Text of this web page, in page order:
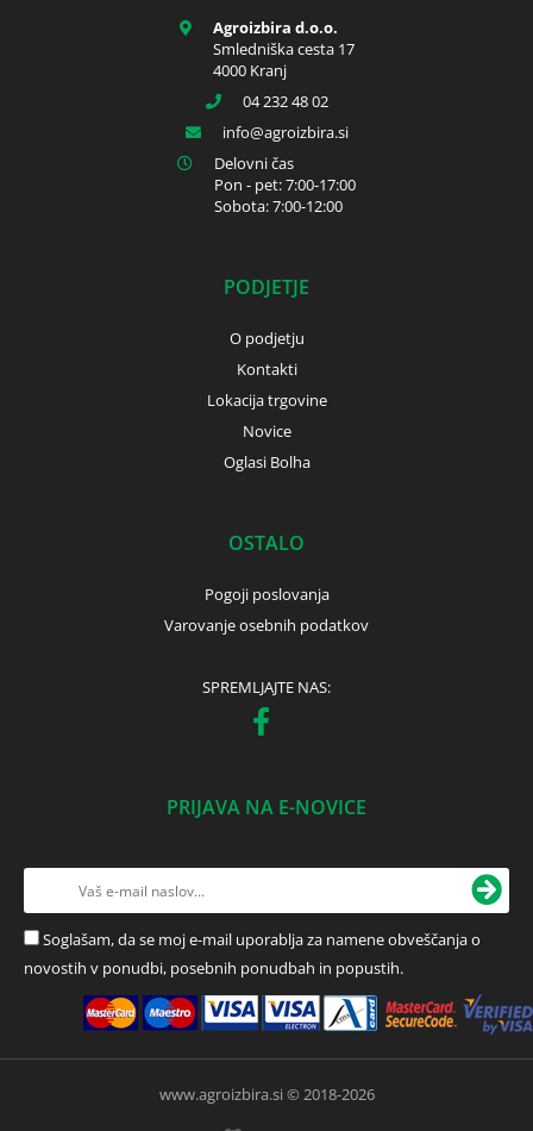
Agroizbira d.o.o.
Smledniška cesta 17
4000 Kranj
04 232 48 02
info
agroizbira.si
Delovni čas
Pon - pet: 7:00-17:00
Sobota: 7:00-12:00
PODJETJE
O podjetju
Kontakti
Lokacija trgovine
Novice
Oglasi Bolha
OSTALO
Pogoji poslovanja
Varovanje osebnih podatkov
SPREMLJAJTE NAS:
PRIJAVA NA E-NOVICE
Soglašam, da se moj e-mail uporablja za namene obveščanja o
novostih v ponudbi, posebnih ponudbah in popustih.
www.agroizbira.si © 2018-2026